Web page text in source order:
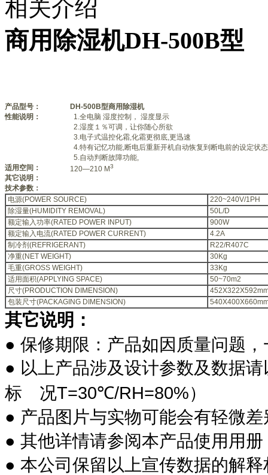
相关介绍
商用除湿机DH-500B型
产品型号：
DH-500B型商用除湿机
性能说明：
1.全电脑 湿度控制， 湿度显示
2.湿度１％可调，让你随心所欲
3.电子式温控化霜,化霜更彻底,更迅速
4.特有记忆功能,断电后重新开机自动恢复到断电前的设定状态
5.自动判断故障功能,
适用空间：
120—210 M3
其它说明：
技术参数：
电源(POWER SOURCE)
220~240V/1PH
除湿量(HUMIDITY REMOVAL)
50L/D
额定输入功率(RATED POWER INPUT)
900W
额定输入电流(RATED POWER CURRENT)
4.2A
制冷剂(REFRIGERANT)
R22/R407C
净重(NET WEIGHT)
30Kg
毛重(GROSS WEIGHT)
33Kg
适用面积(APPLYING SPACE)
50~70m2
尺寸(PRODUCTION DIMENSION)
包装尺寸(PACKAGING DIMENSION)
其它说明：
● 保修期限：产品如因质量问题
● 以上产品涉及设计参数及数据
标 况T=30℃/RH=80%）
● 产品图片与实物可能会有轻微
● 其他详情请参阅本产品使用用册
● 本公司保留以上宣传数据的解释